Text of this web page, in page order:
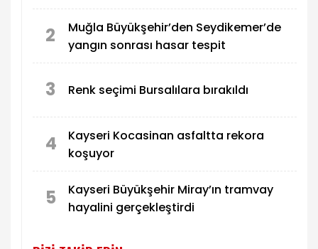
2
Muğla Büyükşehir’den Seydikemer’de
yangın sonrası hasar tespit
3 Renk seçimi Bursalılara bırakıldı
4
Kayseri Kocasinan asfaltta rekora
koşuyor
5
Kayseri Büyükşehir Miray’ın tramvay
hayalini gerçekleştirdi